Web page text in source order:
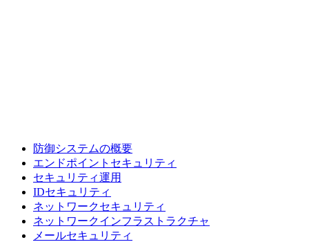
防御システムの概要
エンドポイントセキュリティ
セキュリティ運用
IDセキュリティ
ネットワークセキュリティ
ネットワークインフラストラクチャ
メールセキュリティ